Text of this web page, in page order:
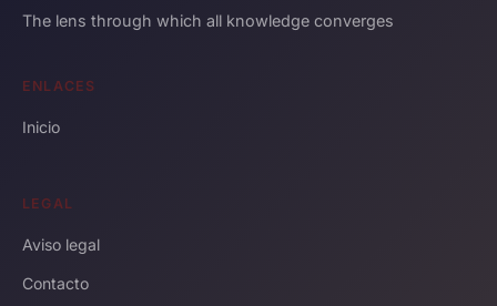
The lens through which all knowledge converges
ENLACES
Inicio
LEGAL
Aviso legal
Contacto